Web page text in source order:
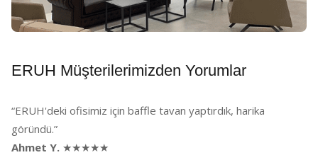
ERUH Müşterilerimizden Yorumlar
“ERUH'deki ofisimiz için baffle tavan yaptırdık, harika
göründü.”
Ahmet Y. ★★★★★